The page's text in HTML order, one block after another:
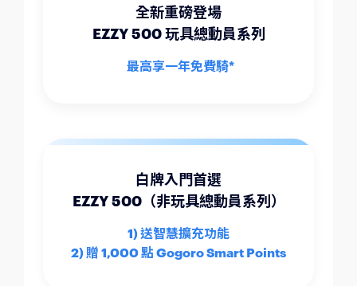
全新重磅登場
EZZY 500 玩具總動員系列
最高享一年免費騎*
白牌入門首選
EZZY 500（非玩具總動員系列）
1) 送智慧擴充功能
2) 贈 1,000 點 Gogoro Smart Points